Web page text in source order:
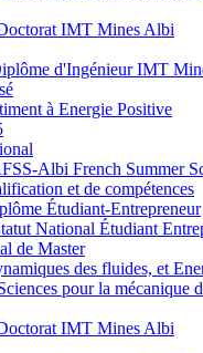
IMT Mines Albi
d'Ingénieur IMT
à Energie Positive
Albi French Summer
et de compétences
Étudiant-Entrepreneur
National Étudiant
de Master
des fluides, et
pour la mécanique
IMT Mines Albi